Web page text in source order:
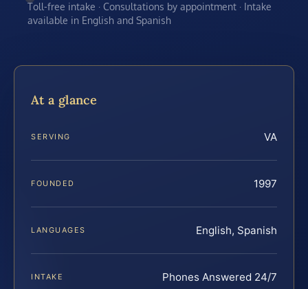
Toll-free intake · Consultations by appointment · Intake
available in English and Spanish
At a glance
SERVING VA
FOUNDED 1997
LANGUAGES English, Spanish
INTAKE Phones Answered 24/7